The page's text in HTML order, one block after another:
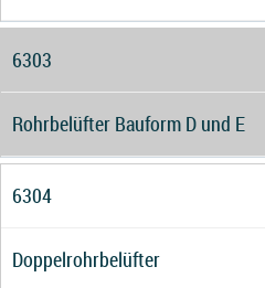
6303
Rohrbelüfter Bauform D und E
6304
Doppelrohrbelüfter